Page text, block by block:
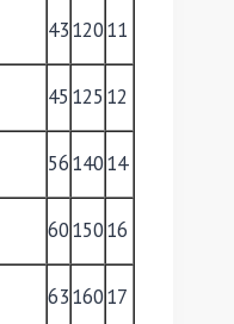
4312011
45 125 12
5614014
6015016
6316017